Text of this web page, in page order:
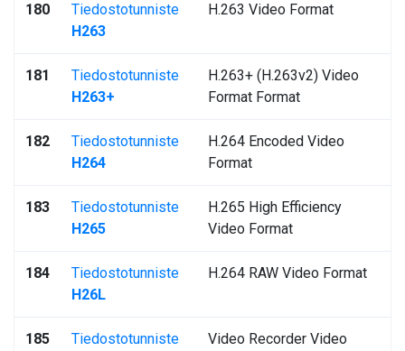
180
Tiedostotunniste
H263
H.263 Video Format
181
Tiedostotunniste
H263+
H.263+ (H.263v2) Video
Format Format
182
Tiedostotunniste
H264
H.264 Encoded Video
Format
183
Tiedostotunniste
H265
H.265 High Efficiency
Video Format
184
Tiedostotunniste
H26L
H.264 RAW Video Format
185
Tiedostotunniste
Video Recorder Video